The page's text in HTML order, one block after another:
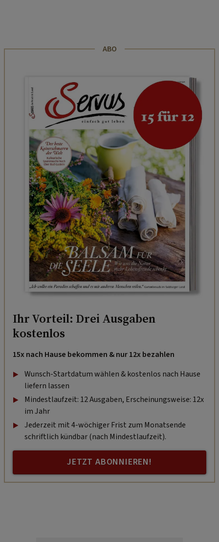
ABO
Ihr Vorteil: Drei Ausgaben
kostenlos
15x nach Hause bekommen & nur 12x bezahlen
Wunsch-Startdatum wählen & kostenlos nach Hause
liefern lassen
Mindestlaufzeit: 12 Ausgaben, Erscheinungsweise: 12x
im Jahr
Jederzeit mit 4-wöchiger Frist zum Monatsende
schriftlich kündbar (nach Mindestlaufzeit).
JETZT ABONNIEREN!